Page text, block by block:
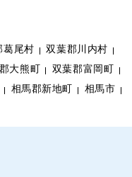
葛尾村
双葉郡川内村
大熊町
双葉郡富岡町
相馬郡新地町 相馬市